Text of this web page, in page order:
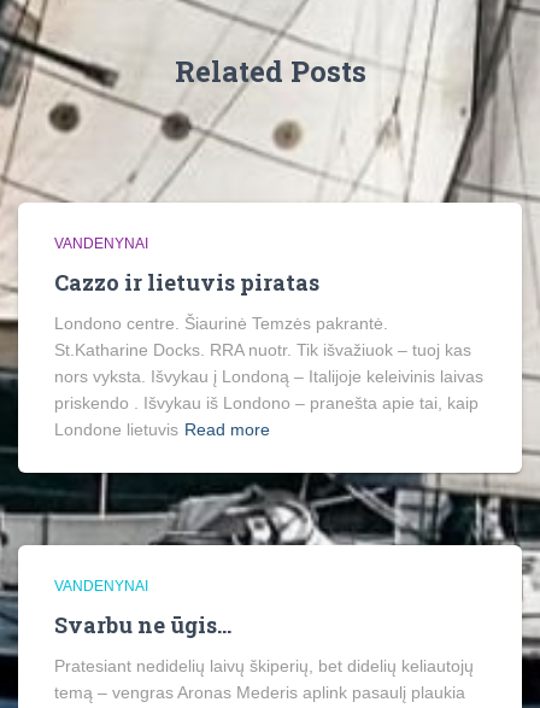
Related Posts
VANDENYNAI
Cazzo ir lietuvis piratas
Londono centre. Šiaurinė Temzės pakrantė.
St.Katharine Docks. RRA nuotr. Tik išvažiuok – tuoj kas
nors vyksta. Išvykau į Londoną – Italijoje keleivinis laivas
priskendo . Išvykau iš Londono – pranešta apie tai, kaip
Londone lietuvis Read more
VANDENYNAI
Svarbu ne ūgis…
Pratesiant nedidelių laivų škiperių, bet didelių keliautojų
temą – vengras Aronas Mederis aplink pasaulį plaukia